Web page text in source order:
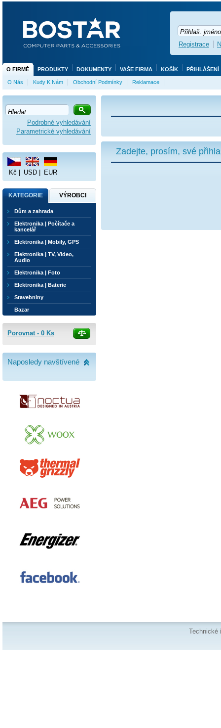
Zadejte, prosím, své
Podrobné vyhledávání
Parametrické vyhledávání
Kč USD EUR
KATEGORIE VÝROBCI
Dům a zahrada
Elektronika | Počítače a
kancelář
Elektronika | Mobily, GPS
Elektronika | TV, Video,
Audio
Elektronika | Foto
Elektronika | Baterie
Stavebniny
Bazar
Porovnat - 0 Ks
Naposledy navštívené
O FIRMĚ PRODUKTY DOKUMENTY VAŠE FIRMA KOŠÍK PŘIHLÁŠENÍ
O Nás Kudy K Nám Obchodní Podmínky Reklamace
Registrace